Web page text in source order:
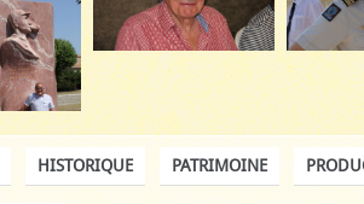
HISTORIQUE PATRIMOINE